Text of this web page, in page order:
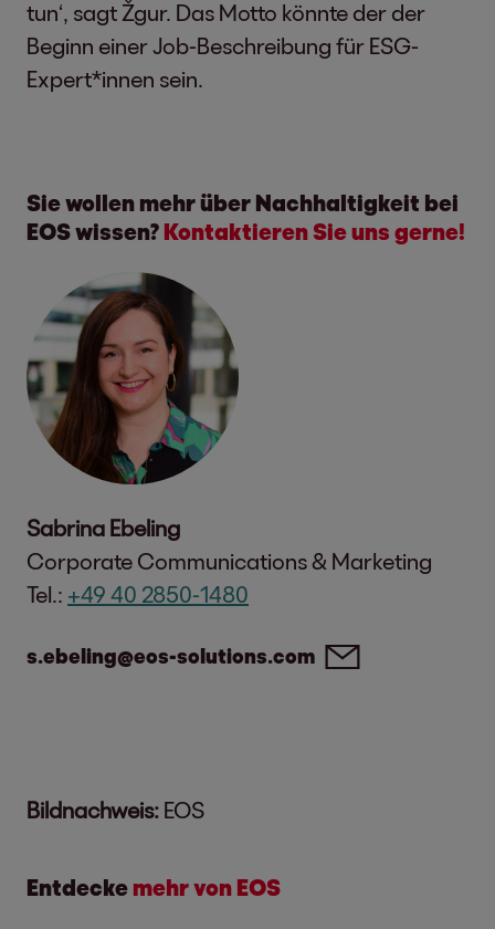
tun‘, sagt Žgur. Das Motto könnte der der
Beginn einer Job-Beschreibung für ESG-
Expert*innen sein.
Sie wollen mehr über Nachhaltigkeit bei
EOS wissen? Kontaktieren Sie uns gerne!
Sabrina Ebeling
Corporate Communications & Marketing
Tel.: +49 40 2850-1480
s.ebeling@eos-solutions.com
Bildnachweis: EOS
Entdecke mehr von EOS